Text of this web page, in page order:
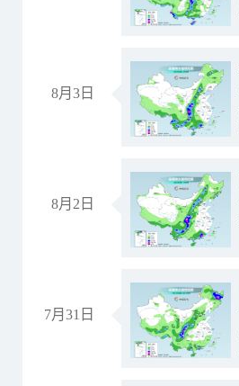
8月3日
8月2日
7月31日